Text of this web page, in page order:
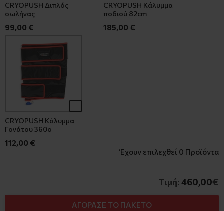
CRYOPUSH Διπλός
σωλήνας
99,00 €
CRYOPUSH Κάλυμμα
ποδιού 82cm
185,00 €
CRYOPUSH Κάλυμμα
Γονάτου 360ο
112,00 €
Έχουν επιλεχθεί 0 Προϊόντα
Τιμή:460,00€
ΑΓΟΡΑΣΕ ΤΟ ΠΑΚΕΤΟ